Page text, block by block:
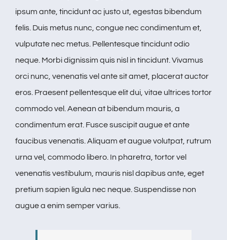
ipsum ante, tincidunt ac justo ut, egestas bibendum
felis. Duis metus nunc, congue nec condimentum et,
vulputate nec metus. Pellentesque tincidunt odio
neque. Morbi dignissim quis nisl in tincidunt. Vivamus
orci nunc, venenatis vel ante sit amet, placerat auctor
eros. Praesent pellentesque elit dui, vitae ultrices tortor
commodo vel. Aenean at bibendum mauris, a
condimentum erat. Fusce suscipit augue et ante
faucibus venenatis. Aliquam et augue volutpat, rutrum
urna vel, commodo libero. In pharetra, tortor vel
venenatis vestibulum, mauris nisl dapibus ante, eget
pretium sapien ligula nec neque. Suspendisse non
augue a enim semper varius.